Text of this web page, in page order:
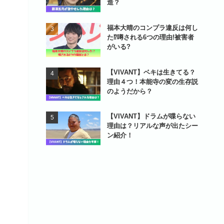
造？
福本大晴のコンプラ違反は何し
た⁉噂される6つの理由!被害者
がいる?
【VIVANT】ベキは生きてる？
理由４つ！本能寺の変の生存説
のようだから？
【VIVANT】ドラムが喋らない
理由は？リアルな声が出たシー
ン紹介！